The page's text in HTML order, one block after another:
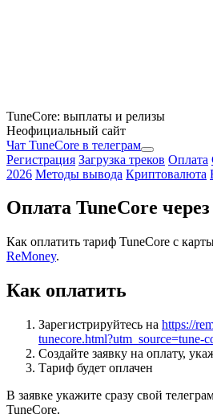
TuneCore: выплаты и релизы
Неофициальный сайт
Чат TuneCore в телеграм
Регистрация Загрузка треков Оплата
2026 Методы вывода Криптовалюта
Оплата TuneCore
Как оплатить тариф TuneCore с
ReMoney.
Как оплатить
Зарегистрируйтесь на https://
tunecore.html?utm_source=tune-
Создайте заявку на оплату,
Тариф будет оплачен
В заявке укажите сразу свой
TuneCore.